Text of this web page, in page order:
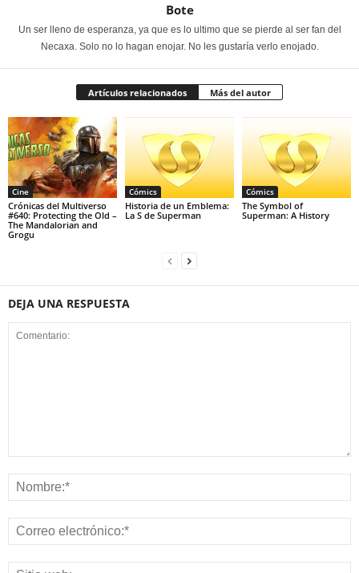
Bote
Un ser lleno de esperanza, ya que es lo ultimo que se pierde al ser fan del
Necaxa. Solo no lo hagan enojar. No les gustaría verlo enojado.
Artículos relacionados Más del autor
Cine
Crónicas del Multiverso
#640: Protecting the Old –
The Mandalorian and
Grogu
Cómics
Historia de un Emblema:
La S de Superman
Cómics
The Symbol of
Superman: A History
DEJA UNA RESPUESTA